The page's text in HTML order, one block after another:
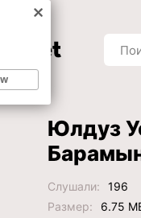
Юлдуз
Слушали:
196
Размер:
6.75